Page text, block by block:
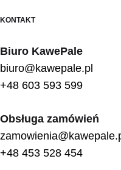
KONTAKT
Biuro KawePale
biuro@kawepale.pl
+48 603 593 599
Obsługa zamówień
+48 453 528 454